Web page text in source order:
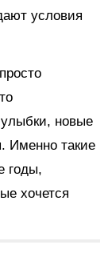
условия
улыбки, новые
Именно такие
годы,
хочется